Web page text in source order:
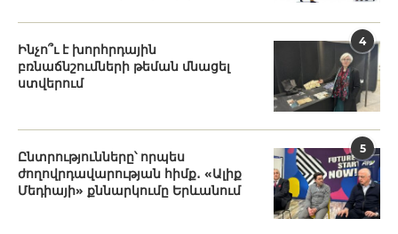
4
Ինչո՞ւ է խորհրդային
բռնաճնշումների թեման մնացել
ստվերում
5
Ընտրությունները՝ որպես
ժողովրդավարության հիմք․ «Ալիք
Մեդիայի» քննարկումը Երևանում